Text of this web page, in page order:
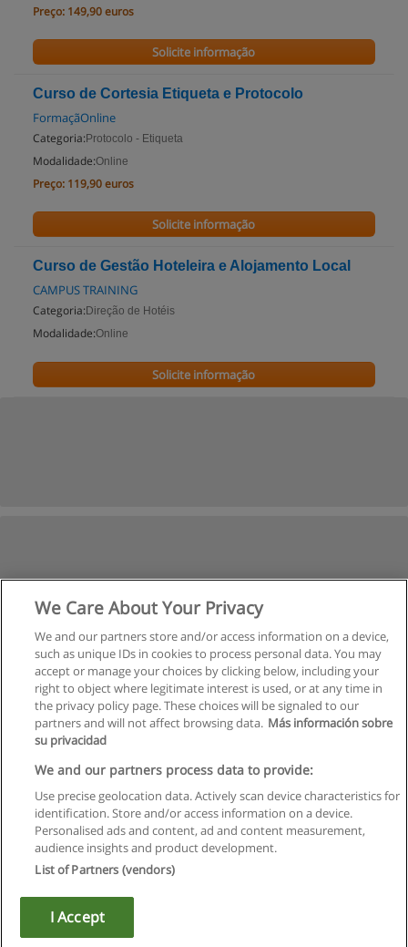
Preço: 149,90 euros
Solicite informação
Curso de Cortesia Etiqueta e Protocolo
FormaçãOnline
Categoria: Protocolo - Etiqueta
Modalidade:Online
Preço: 119,90 euros
Solicite informação
Curso de Gestão Hoteleira e Alojamento Local
CAMPUS TRAINING
Categoria: Direção de Hotéis
Modalidade:Online
Solicite informação
Regras de uso
Privacidade de dados
Copyright © Educaedu Business S.L. - CIF : B-95610580: -
We Care About Your Privacy
We and our partners store and/or access information on a device,
such as unique IDs in cookies to process personal data. You may
accept or manage your choices by clicking below, including your
right to object where legitimate interest is used, or at any time in
the privacy policy page. These choices will be signaled to our
partners and will not affect browsing data. Más información sobre
su privacidad
We and our partners process data to provide:
Use precise geolocation data. Actively scan device characteristics for
identification. Store and/or access information on a device.
Personalised ads and content, ad and content measurement,
audience insights and product development.
List of Partners (vendors)
I Accept